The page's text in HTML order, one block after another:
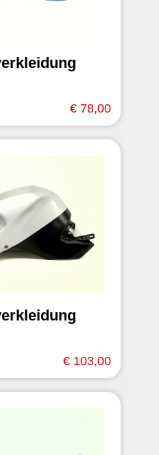
€ 78,00
€ 103,00